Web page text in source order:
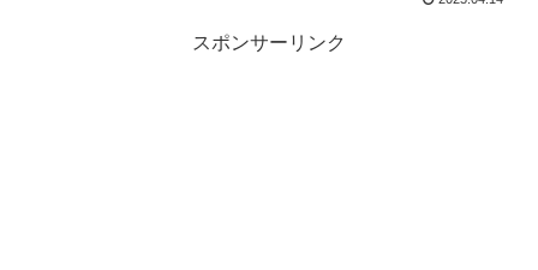
スポンサーリンク